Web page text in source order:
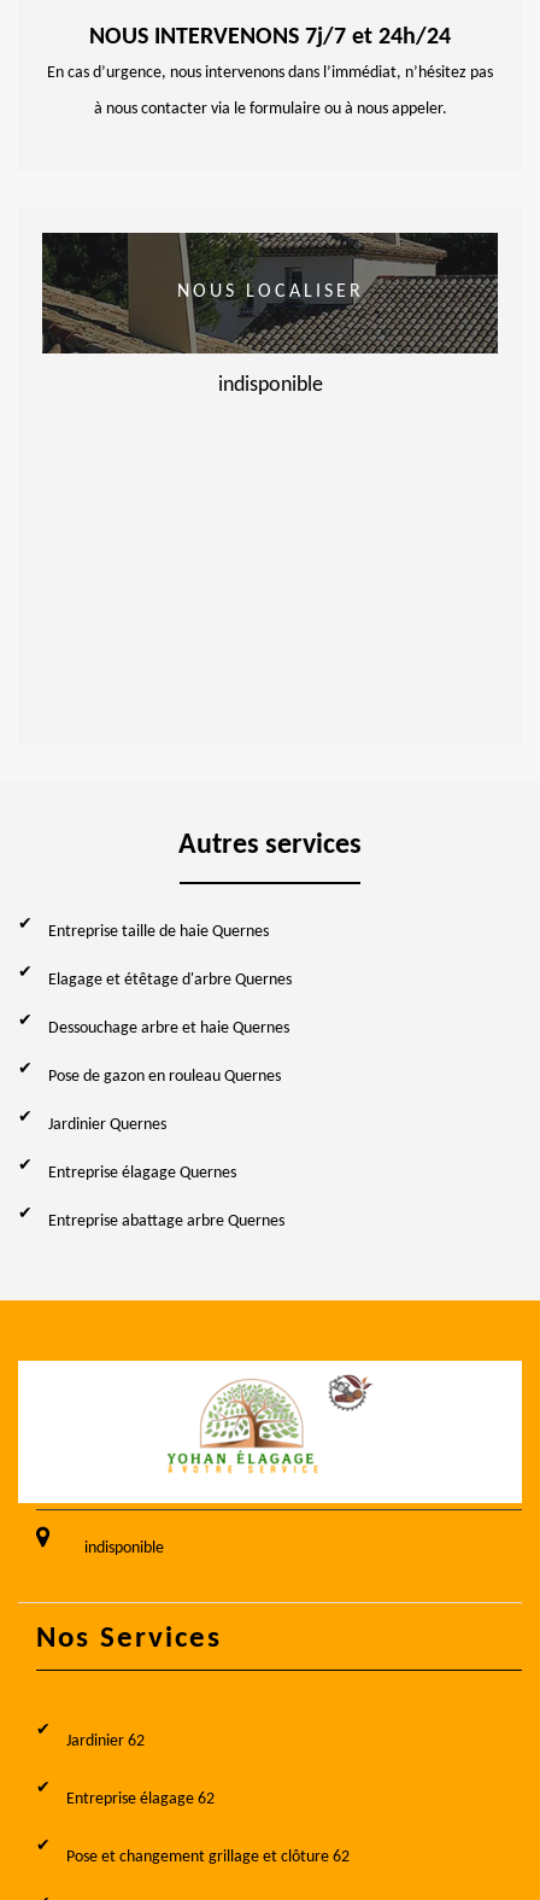
NOUS INTERVENONS 7j/7 et 24h/24
En cas d’urgence, nous intervenons dans l’immédiat, n’hésitez pas
à nous contacter via le formulaire ou à nous appeler.
NOUS LOCALISER
indisponible
Autres services
Entreprise taille de haie Quernes
Elagage et étêtage d'arbre Quernes
Dessouchage arbre et haie Quernes
Pose de gazon en rouleau Quernes
Jardinier Quernes
Entreprise élagage Quernes
Entreprise abattage arbre Quernes
indisponible
Nos Services
Jardinier 62
Entreprise élagage 62
Pose et changement grillage et clôture 62